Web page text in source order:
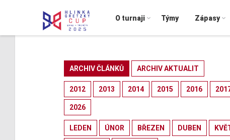
O turnaji Týmy Zápasy
ARCHIV ČLÁNKŮ ARCHIV AKTUALIT
2012 2013 2014 2015 2016
2026
LEDEN ÚNOR BŘEZEN DUBEN